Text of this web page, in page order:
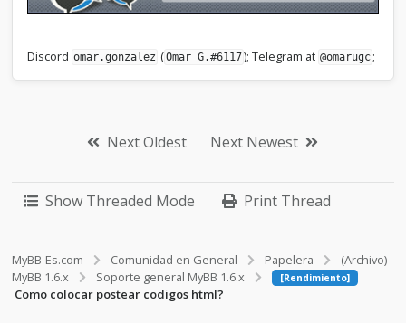
Discord omar.gonzalez (Omar G.#6117); Telegram at @omarugc ;
Next Oldest Next Newest
Show Threaded Mode Print Thread
MyBB-Es.com Comunidad en General Papelera
(Archivo)
MyBB 1.6.x
Soporte general MyBB 1.6.x [Rendimiento]
Como colocar postear codigos html?